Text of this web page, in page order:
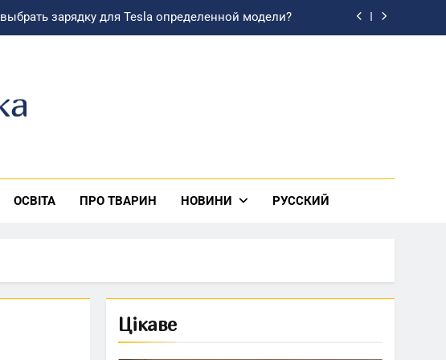
зарядку для Tesla определенной модели?
госпитализации: современные возможности
текст: розбираємось у цінах на копірайтинг
ОСВІТА ПРО ТВАРИН НОВИНИ РУССКИЙ
Цікаве